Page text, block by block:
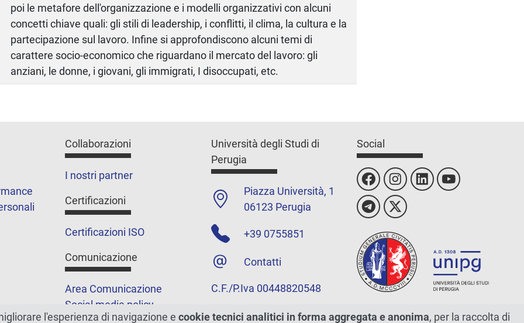
poi le metafore dell'organizzazione e i modelli organizzativi con alcuni
concetti chiave quali: gli stili di leadership, i conflitti, il clima, la cultura e la
partecipazione sul lavoro. Infine si approfondiscono alcuni temi di
carattere socio-economico che riguardano il mercato del lavoro: gli
anziani, le donne, i giovani, gli immigrati, I disoccupati, etc.
Collaborazioni
I nostri partner
Certificazioni
Certificazioni ISO
Comunicazione
Area Comunicazione
Social media policy
Università degli Studi di
Perugia
Piazza Università, 1
06123 Perugia
+39 0755851
Contatti
C.F./P.Iva 00448820548
Social
l'esperienza di navigazione e cookie tecnici analitici in forma aggregata e anonima, per la raccolta di